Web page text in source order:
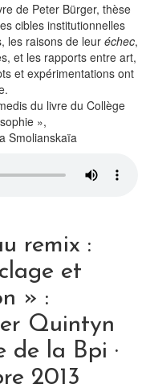
de Peter Bürger, thèse
cibles institutionnelles
les raisons de leur échec,
et les rapports entre art,
et expérimentations ont
du livre du Collège
»,
Smolianskaïa
remix :
et
» :
Quintyn
de la Bpi ·
2013